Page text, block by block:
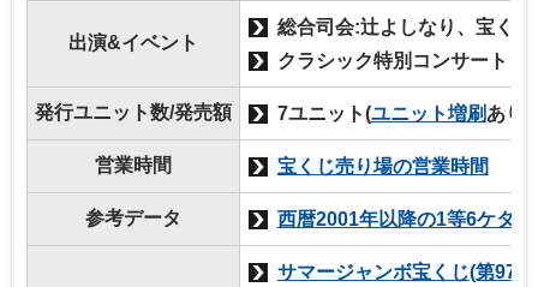
出演&イベント
総合司会:辻よしなり、宝く
クラシック特別コンサート
発行ユニット数/発売額 7ユニット(ユニット増刷 あり)
営業時間 宝くじ売り場の営業時間
参考データ 西暦2001年以降の1等6ケタの
サマージャンボ宝くじ(第970